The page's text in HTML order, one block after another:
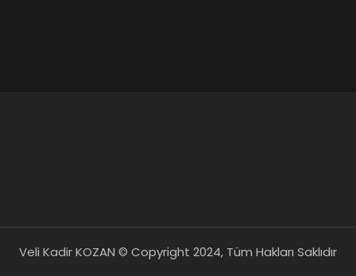
Veli Kadir KOZAN © Copyright 2024, Tüm Hakları Saklıdır